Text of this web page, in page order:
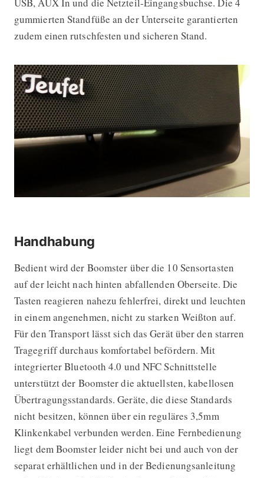
gummierten Standfüße an der Unterseite garantierten
zudem einen rutschfesten und sicheren Stand.
Handhabung
Bedient wird der Boomster über die 10 Sensortasten
auf der leicht nach hinten abfallenden Oberseite. Die
Tasten reagieren nahezu fehlerfrei, direkt und leuchten
in einem angenehmen, nicht zu starken Weißton auf.
Für den Transport lässt sich das Gerät über den starren
Tragegriff durchaus komfortabel befördern. Mit
integrierter Bluetooth 4.0 und NFC Schnittstelle
unterstützt der Boomster die aktuellsten, kabellosen
Übertragungsstandards. Geräte, die diese Standards
nicht besitzen, können über ein reguläres 3,5mm
Klinkenkabel verbunden werden. Eine Fernbedienung
liegt dem Boomster leider nicht bei und auch von der
separat erhältlichen und in der Bedienungsanleitung